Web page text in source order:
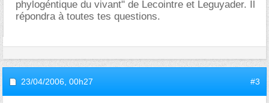
phylogéntique du vivant" de Lecointre et Leguyader. Il
répondra à toutes tes questions.
23/04/2006, 00h27 #3